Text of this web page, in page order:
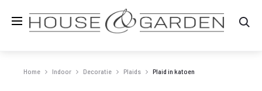
Home Indoor Decoratie Plaids Plaid in katoen